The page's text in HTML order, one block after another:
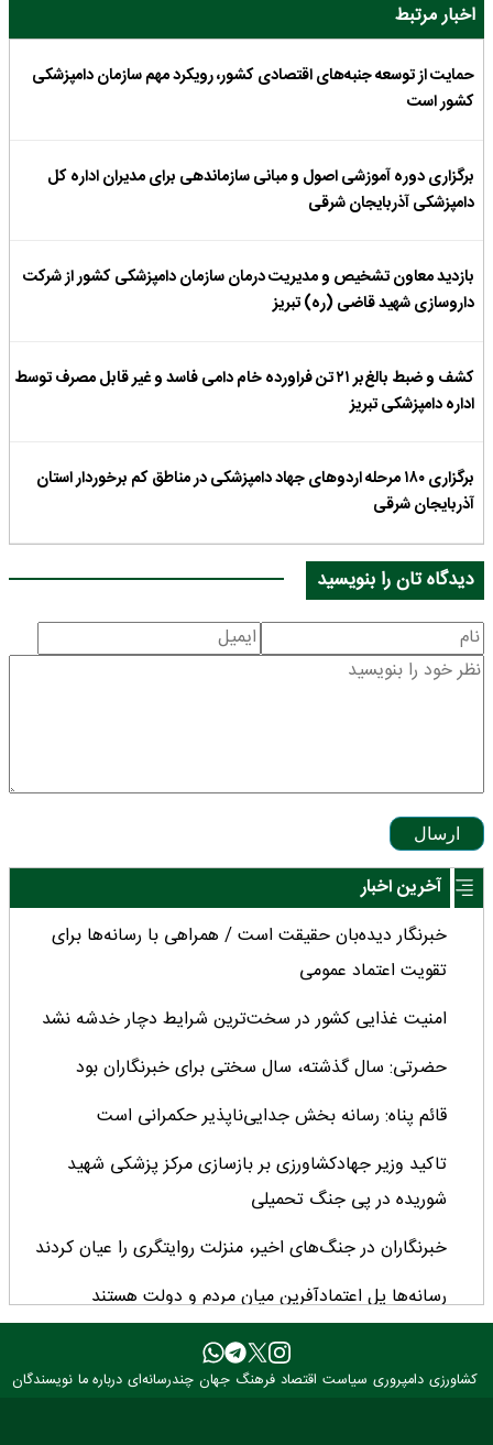
اخبار مرتبط
حمایت از توسعه جنبه‌های اقتصادی کشور، رویکرد مهم سازمان دامپزشکی
کشور است
برگزاری دوره آموزشی اصول و مبانی سازماندهی برای مدیران اداره کل
دامپزشکی آذربایجان شرقی
بازدید معاون تشخیص و مدیریت درمان سازمان دامپزشکی کشور از شرکت
داروسازی شهید قاضی (ره) تبریز
کشف و ضبط بالغ‌بر ۲۱ تن فراورده خام دامی فاسد و غیر قابل مصرف توسط
اداره دامپزشکی تبریز
برگزاری ۱۸۰ مرحله اردوهای جهاد دامپزشکی در مناطق کم برخوردار استان
آذربایجان شرقی
دیدگاه تان را بنویسید
ارسال
آخرین اخبار
خبرنگار دیده‌بان حقیقت است / همراهی با رسانه‌ها برای
تقویت اعتماد عمومی
امنیت غذایی کشور در سخت‌ترین شرایط دچار خدشه نشد
حضرتی: سال گذشته، سال سختی برای خبرنگاران بود
قائم پناه: رسانه بخش جدایی‌ناپذیر حکمرانی است
تاکید وزیر جهادکشاورزی بر بازسازی مرکز پزشکی شهید
شوریده در پی جنگ تحمیلی
خبرنگاران در جنگ‌های اخیر، منزلت روایتگری را عیان کردند
رسانه‌ها پل اعتمادآفرین میان مردم و دولت هستند
درصدی این بانک از تأمین مالی بخش کشاورزیکشاورزی دامپروری سیاست اقتصاد فرهنگ جهان چندرسانه‌ای درباره ما نویسندگان